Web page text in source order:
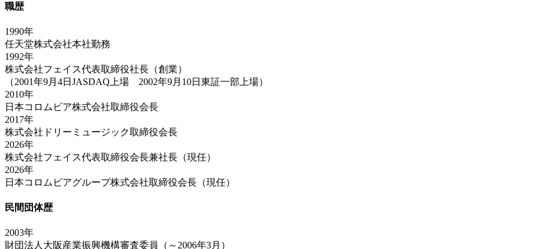
職歴
1990年
任天堂株式会社本社勤務
1992年
株式会社フェイス代表取締役社長（創業）
（2001年9月4日JASDAQ上場 2002年9月10日東証一部上場）
2010年
日本コロムビア株式会社取締役会長
2017年
株式会社ドリーミュージック取締役会長
2026年
株式会社フェイス代表取締役会長兼社長（現任）
2026年
日本コロムビアグループ株式会社取締役会長（現任）
民間団体歴
2003年
財団法人大阪産業振興機構審査委員（～2006年3月）